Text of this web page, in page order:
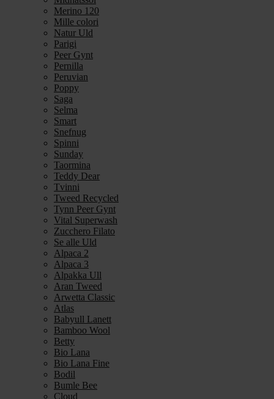
Merino 120
Mille colori
Natur Uld
Parigi
Peer Gynt
Pernilla
Peruvian
Poppy
Saga
Selma
Smart
Snefnug
Spinni
Sunday
Taormina
Teddy Dear
Tvinni
Tweed Recycled
Tynn Peer Gynt
Vital Superwash
Zucchero Filato
Se alle Uld
Alpaca 2
Alpaca 3
Alpakka Ull
Aran Tweed
Arwetta Classic
Atlas
Babyull Lanett
Bamboo Wool
Betty
Bio Lana
Bio Lana Fine
Bodil
Bumle Bee
Cloud